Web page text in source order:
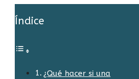
Índice
¿Qué hacer si una